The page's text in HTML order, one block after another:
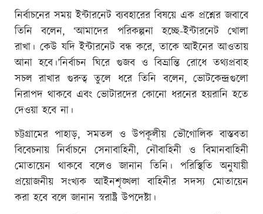
নির্বাচনের সময় ইন্টারনেট ব্যবহারের বিষয়ে এক প্রশ্নের জবাবে
তিনি বলেন, ‘আমাদের পরিকল্পনা হচ্ছে-ইন্টারনেট খোলা
রাখা। কেউ যদি ইন্টারনেট বন্ধ করে, তাকে আইনের আওতায়
আনা হবে।’নির্বাচন ঘিরে গুজব ও বিভ্রান্তি রোধে তথ্যপ্রবাহ
সচল রাখার গুরুত্ব তুলে ধরে তিনি বলেন, ভোটকেন্দ্রগুলো
নিরাপদ থাকবে এবং ভোটারদের কোনো ধরনের হয়রানি হতে
দেওয়া হবে না।
চট্টগ্রামের পাহাড়, সমতল ও উপকূলীয় ভৌগোলিক বাস্তবতা
বিবেচনায় নির্বাচনে সেনাবাহিনী, নৌবাহিনী ও বিমানবাহিনী
মোতায়েন থাকবে বলেও জানান তিনি। পরিস্থিতি অনুযায়ী
প্রয়োজনীয় সংখ্যক আইনশৃঙ্খলা বাহিনীর সদস্য মোতায়েন
করা হবে বলে জানান স্বরাষ্ট্র উপদেষ্টা।